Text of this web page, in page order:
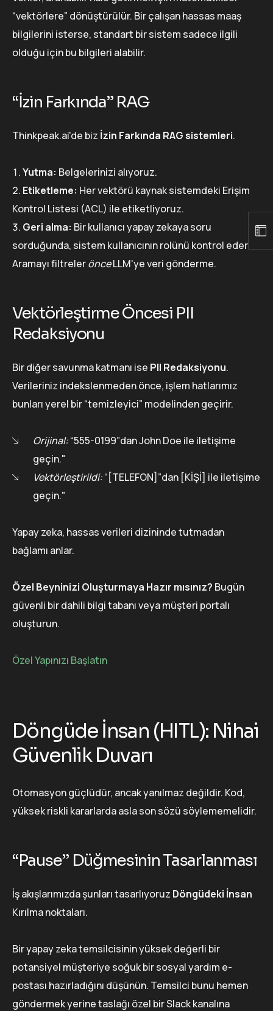
“vektörlere” dönüştürülür. Bir çalışan hassas maaş
bilgilerini isterse, standart bir sistem sadece ilgili
olduğu için bu bilgileri alabilir.
“İzin Farkında” RAG
Thinkpeak.ai'de biz İzin Farkında RAG sistemleri.
Yutma: Belgelerinizi alıyoruz.
Etiketleme: Her vektörü kaynak sistemdeki Erişim
Kontrol Listesi (ACL) ile etiketliyoruz.
Geri alma: Bir kullanıcı yapay zekaya soru
sorduğunda, sistem kullanıcının rolünü kontrol eder.
Aramayı filtrelerönceLLM'ye veri gönderme.
Vektörleştirme Öncesi PII
Redaksiyonu
Bir diğer savunma katmanı ise PII Redaksiyonu.
Verileriniz indekslenmeden önce, işlem hatlarımız
bunları yerel bir “temizleyici” modelinden geçirir.
Orijinal:“555-0199”dan John Doe ile iletişime
geçin."
Vektörleştirildi:“[TELEFON]”dan [KİŞİ] ile iletişime
geçin."
Yapay zeka, hassas verileri dizininde tutmadan
bağlamı anlar.
Özel Beyninizi Oluşturmaya Hazır mısınız? Bugün
güvenli bir dahili bilgi tabanı veya müşteri portalı
oluşturun.
Özel Yapınızı Başlatın
Döngüde İnsan (HITL): Nihai
Güvenlik Duvarı
Otomasyon güçlüdür, ancak yanılmaz değildir. Kod,
yüksek riskli kararlarda asla son sözü söylememelidir.
“Pause” Düğmesinin Tasarlanması
İş akışlarımızda şunları tasarlıyoruz Döngüdeki İnsan
Kırılma noktaları.
Bir yapay zeka temsilcisinin yüksek değerli bir
potansiyel müşteriye soğuk bir sosyal yardım e-
postası hazırladığını düşünün. Temsilci bunu hemen
göndermek yerine taslağı özel bir Slack kanalına